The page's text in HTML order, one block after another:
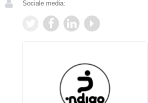
Sociale media: